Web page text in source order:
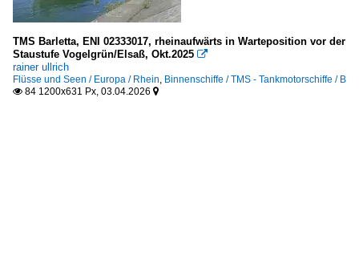
TMS Barletta, ENI 02333017, rheinaufwärts in Warteposition vor der
Staustufe Vogelgrün/Elsaß, Okt.2025 
rainer ullrich
Flüsse und Seen / Europa / Rhein, Binnenschiffe / TMS - Tankmotorschiffe / B
 84 1200x631 Px, 03.04.2026 